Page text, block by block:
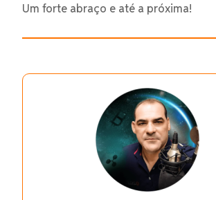
Um forte abraço e até a próxima!